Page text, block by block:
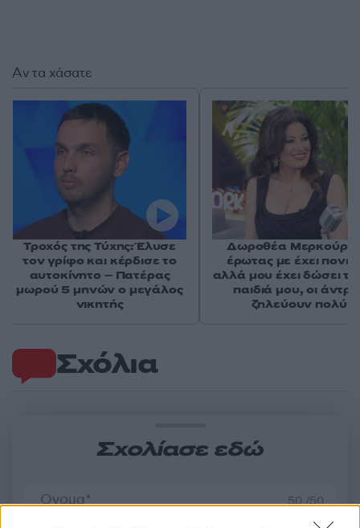
Σχόλια
Σχολίασε εδώ
50 /50
Αν τα χάσατε
Τροχός της Τύχης: Έλυσε
τον γρίφο και κέρδισε το
αυτοκίνητο – Πατέρας
μωρού 5 μηνών ο μεγάλος
νικητής
Δωροθέα
έρωτας με έχει
αλλά μου έχει δώσει
παιδιά μου, οι
ζηλεύουν πολύ